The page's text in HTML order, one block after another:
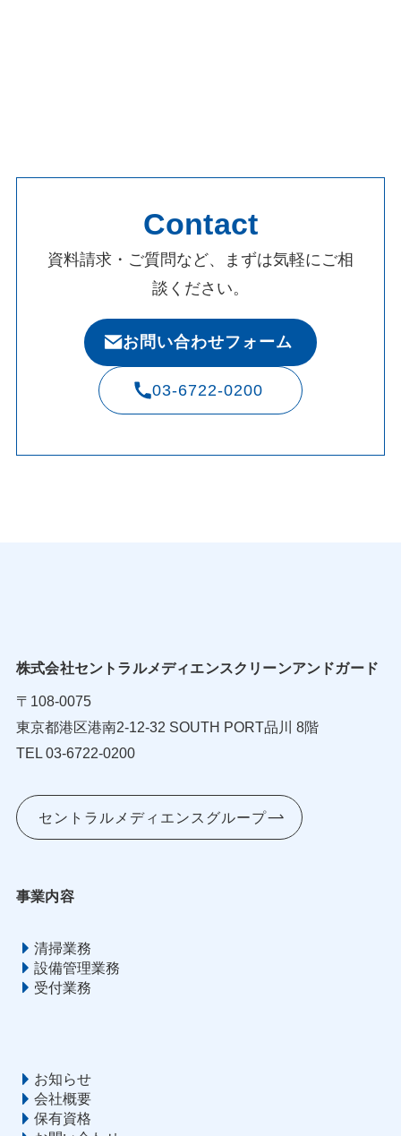
Contact
資料請求・ご質問など、まずは気軽にご相
談ください。
お問い合わせフォーム
03-6722-0200
株式会社セントラルメディエンスクリーンアンドガード
〒108-0075
東京都港区港南2-12-32 SOUTH PORT品川 8階
TEL 03-6722-0200
セントラルメディエンスグループ
事業内容
清掃業務
設備管理業務
受付業務
お知らせ
会社概要
保有資格